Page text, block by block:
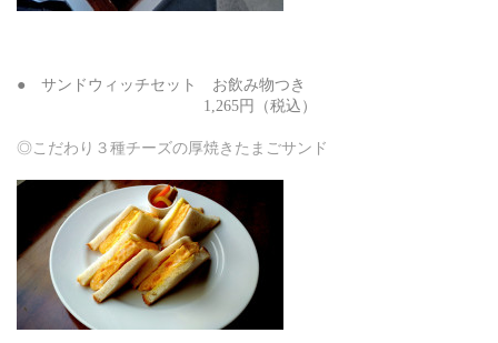
● サンドウィッチセット お飲み物つき
1,265円（税込）
◎こだわり３種チーズの厚焼きたまごサンド